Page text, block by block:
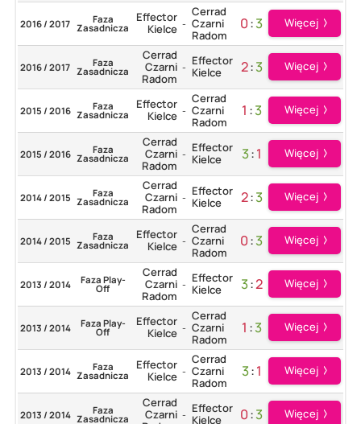
2016 / 2017 Faza
Zasadnicza
Effector
Kielce -
Cerrad
Czarni
Radom
0:3 Więcej
2016 / 2017 Faza
Zasadnicza
Cerrad
Czarni
Radom
- Effector
Kielce
2:3 Więcej
2015 / 2016 Faza
Zasadnicza
Effector
Kielce -
Cerrad
Czarni
Radom
1 :3 Więcej
2015 / 2016 Faza
Zasadnicza
Cerrad
Czarni
Radom
- Effector
Kielce
3:1 Więcej
2014 / 2015 Faza
Zasadnicza
Cerrad
Czarni
Radom
- Effector
Kielce
2:3 Więcej
2014 / 2015 Faza
Zasadnicza
Effector
Kielce -
Cerrad
Czarni
Radom
0:3 Więcej
2013 / 2014 Faza Play-
Off
Cerrad
Czarni
Radom
- Effector
Kielce
3:2 Więcej
2013 / 2014 Faza Play-
Off
Effector
Kielce -
Cerrad
Czarni
Radom
1 :3 Więcej
2013 / 2014 Faza
Zasadnicza
Effector
Kielce -
Cerrad
Czarni
Radom
3:1 Więcej
2013 / 2014 Faza
Zasadnicza
Cerrad
Czarni - Effector
Kielce
0:3 Więcej